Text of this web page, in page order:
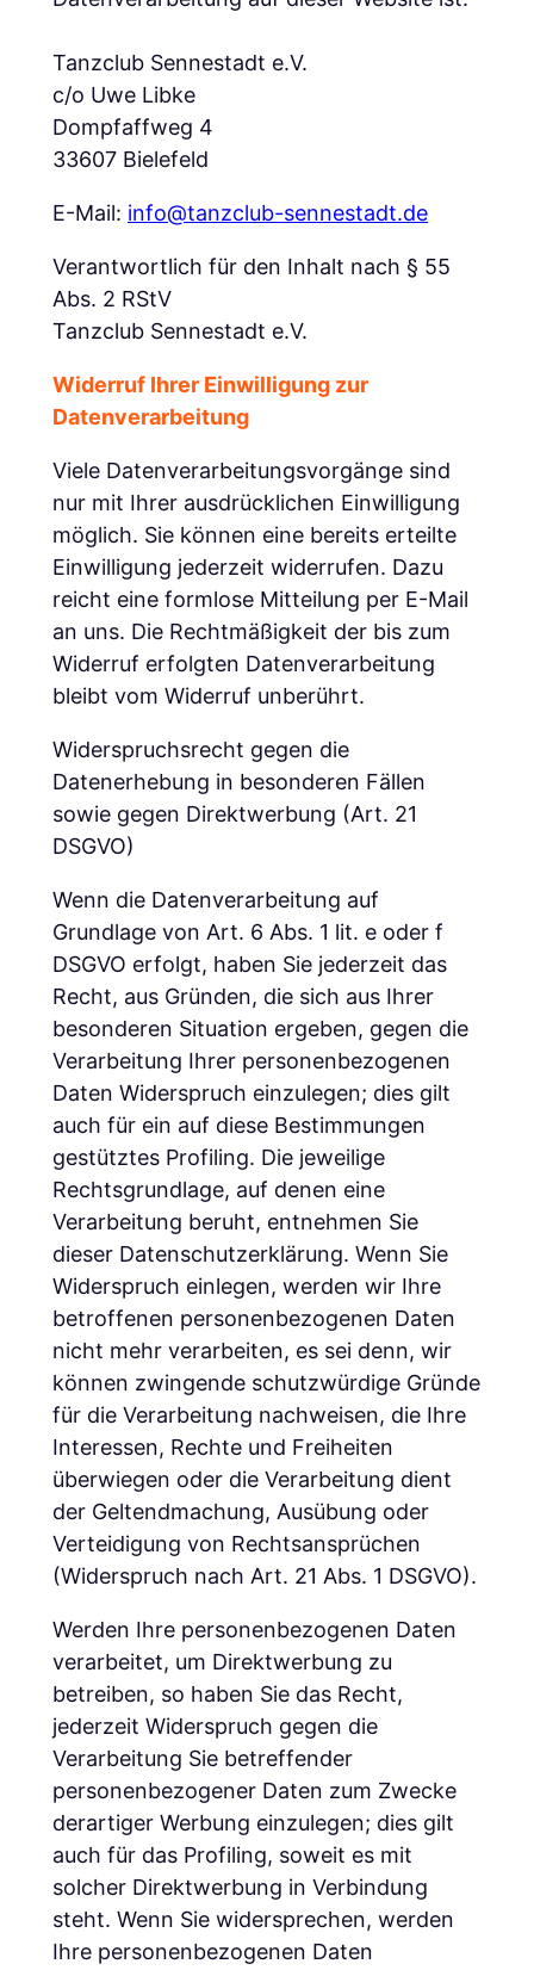
Tanzclub Sennestadt e.V.
c/o Uwe Libke
Dompfaffweg 4
33607 Bielefeld
E-Mail: info@tanzclub-sennestadt.de
Verantwortlich für den Inhalt nach § 55
Abs. 2 RStV
Tanzclub Sennestadt e.V.
Widerruf Ihrer Einwilligung zur
Datenverarbeitung
Viele Datenverarbeitungsvorgänge sind
nur mit Ihrer ausdrücklichen Einwilligung
möglich. Sie können eine bereits erteilte
Einwilligung jederzeit widerrufen. Dazu
reicht eine formlose Mitteilung per E-Mail
an uns. Die Rechtmäßigkeit der bis zum
Widerruf erfolgten Datenverarbeitung
bleibt vom Widerruf unberührt.
Widerspruchsrecht gegen die
Datenerhebung in besonderen Fällen
sowie gegen Direktwerbung (Art. 21
DSGVO)
Wenn die Datenverarbeitung auf
Grundlage von Art. 6 Abs. 1 lit. e oder f
DSGVO erfolgt, haben Sie jederzeit das
Recht, aus Gründen, die sich aus Ihrer
besonderen Situation ergeben, gegen die
Verarbeitung Ihrer personenbezogenen
Daten Widerspruch einzulegen; dies gilt
auch für ein auf diese Bestimmungen
gestütztes Profiling. Die jeweilige
Rechtsgrundlage, auf denen eine
Verarbeitung beruht, entnehmen Sie
dieser Datenschutzerklärung. Wenn Sie
Widerspruch einlegen, werden wir Ihre
betroffenen personenbezogenen Daten
nicht mehr verarbeiten, es sei denn, wir
können zwingende schutzwürdige Gründe
für die Verarbeitung nachweisen, die Ihre
Interessen, Rechte und Freiheiten
überwiegen oder die Verarbeitung dient
der Geltendmachung, Ausübung oder
Verteidigung von Rechtsansprüchen
(Widerspruch nach Art. 21 Abs. 1 DSGVO).
Werden Ihre personenbezogenen Daten
verarbeitet, um Direktwerbung zu
betreiben, so haben Sie das Recht,
jederzeit Widerspruch gegen die
Verarbeitung Sie betreffender
personenbezogener Daten zum Zwecke
derartiger Werbung einzulegen; dies gilt
auch für das Profiling, soweit es mit
solcher Direktwerbung in Verbindung
steht. Wenn Sie widersprechen, werden
Ihre personenbezogenen Daten